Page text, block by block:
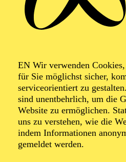
EN Wir verwenden
für Sie möglichst sicher,
serviceorientiert zu
sind unentbehrlich, um die
Website zu ermöglichen.
uns zu verstehen, wie die
indem Informationen
gemeldet werden.
20:00 - 23:00
Alfried Krupp Saal
Organiser: Theater-, Konzert- u.
HOFNER GMBH
TICKETS
52,70€
EN: SCHAUSPIEL ESSEN